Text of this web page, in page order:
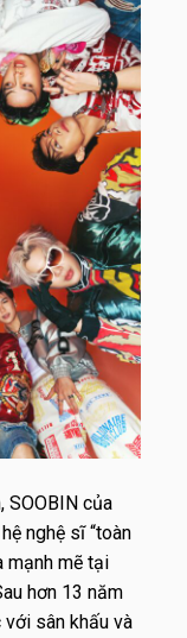
SOOBIN của
nghệ sĩ “toàn
mạnh mẽ tại
hơn 13 năm
với sân khấu và